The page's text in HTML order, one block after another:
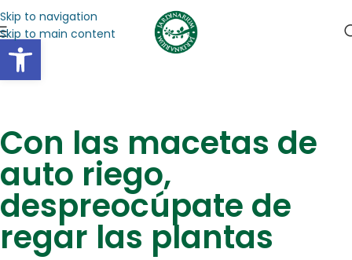
Abrir barra de herramientas
Skip to navigation
Skip to main content
Con las macetas de
auto riego,
despreocúpate de
regar las plantas